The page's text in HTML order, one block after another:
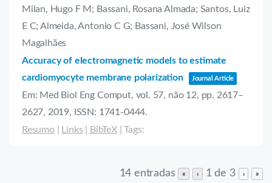
Milan, Hugo F M; Bassani, Rosana Almada; Santos, Luiz
E C; Almeida, Antonio C G; Bassani, José Wilson
Magalhães
Accuracy of electromagnetic models to estimate
cardiomyocyte membrane polarization
Journal Article
Em: Med Biol Eng Comput, vol. 57, não 12, pp. 2617–
2627, 2019, ISSN: 1741-0444.
Resumo| Links BibTeX|Tags:
14 entradas « ‹ 1 de 3 › »